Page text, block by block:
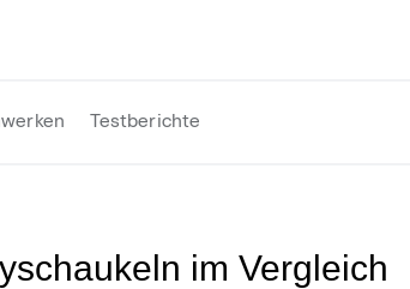
Testberichte
im Vergleich